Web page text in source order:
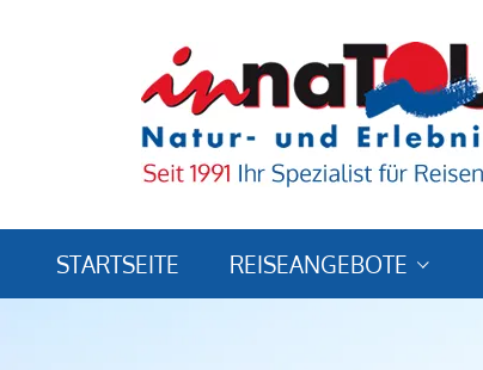
STARTSEITE REISEANGEBOTE